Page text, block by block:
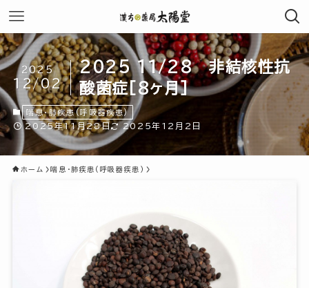
2025 11/28 非結核性抗
酸菌症[8ヶ月]
2025
12/02
喘息・肺疾患(呼吸器疾患)
2025年11月28日 2025年12月2日
ホーム 喘息・肺疾患(呼吸器疾患)